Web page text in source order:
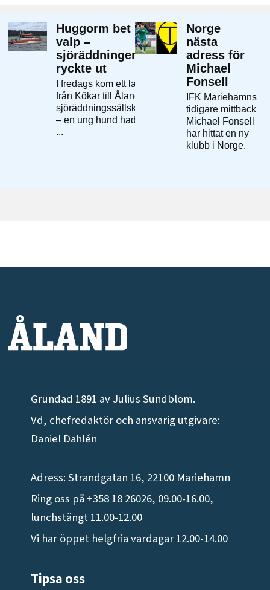
Grundad 1891 av Julius Sundblom.
Vd, chefredaktör och ansvarig utgivare:
Daniel Dahlén
Adress: Strandgatan 16, 22100 Mariehamn
Ring oss på +358 18 26026, 09.00-16.00,
lunchstängt 11.00-12.00
Vi har öppet helgfria vardagar 12.00-14.00
Tipsa oss